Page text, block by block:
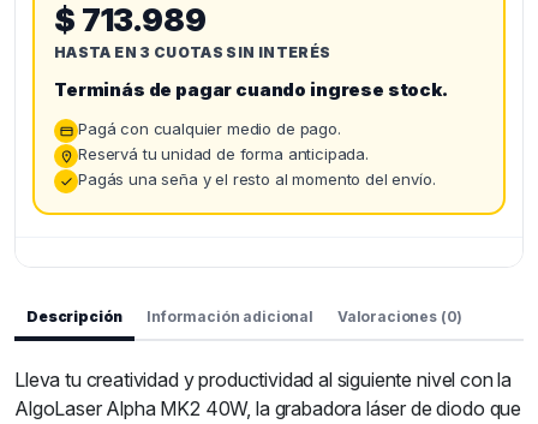
$ 713.989
HASTA EN 3 CUOTAS SIN INTERÉS
Terminás de pagar cuando ingrese stock.
Pagá con cualquier medio de pago.
Reservá tu unidad de forma anticipada.
Pagás una seña y el resto al momento del envío.
Descripción Información adicional Valoraciones (0)
Lleva tu creatividad y productividad al siguiente nivel con la
AlgoLaser Alpha MK2 40W, la grabadora láser de diodo que